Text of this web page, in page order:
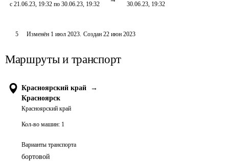
с 21.06.23, 19:32 по 30.06.23, 19:32
30.06.23, 19:32
5 Изменён 1 июл 2023. Создан 22 июн 2023
Маршруты и транспорт
Красноярский край
→
Красноярск
Красноярский край
Кол-во машин: 1
Варианты транспорта
бортовой